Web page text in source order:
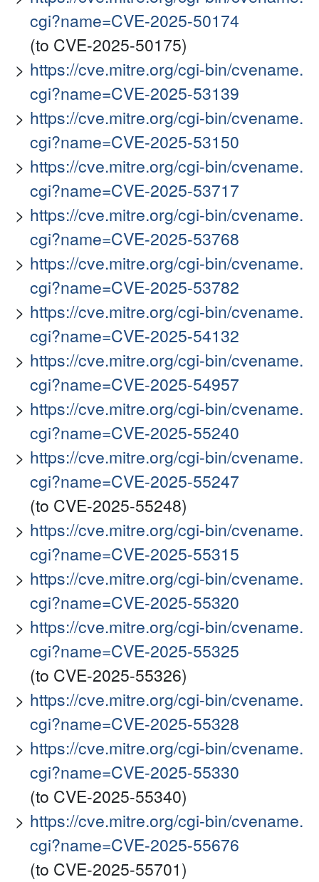
cgi?name=CVE-2025-50174
(to CVE-2025-50175)
https://cve.mitre.org/cgi-bin/cvename.
cgi?name=CVE-2025-53139
https://cve.mitre.org/cgi-bin/cvename.
cgi?name=CVE-2025-53150
https://cve.mitre.org/cgi-bin/cvename.
cgi?name=CVE-2025-53717
https://cve.mitre.org/cgi-bin/cvename.
cgi?name=CVE-2025-53768
https://cve.mitre.org/cgi-bin/cvename.
cgi?name=CVE-2025-53782
https://cve.mitre.org/cgi-bin/cvename.
cgi?name=CVE-2025-54132
https://cve.mitre.org/cgi-bin/cvename.
cgi?name=CVE-2025-54957
https://cve.mitre.org/cgi-bin/cvename.
cgi?name=CVE-2025-55240
https://cve.mitre.org/cgi-bin/cvename.
cgi?name=CVE-2025-55247
(to CVE-2025-55248)
https://cve.mitre.org/cgi-bin/cvename.
cgi?name=CVE-2025-55315
https://cve.mitre.org/cgi-bin/cvename.
cgi?name=CVE-2025-55320
https://cve.mitre.org/cgi-bin/cvename.
cgi?name=CVE-2025-55325
(to CVE-2025-55326)
https://cve.mitre.org/cgi-bin/cvename.
cgi?name=CVE-2025-55328
https://cve.mitre.org/cgi-bin/cvename.
cgi?name=CVE-2025-55330
(to CVE-2025-55340)
https://cve.mitre.org/cgi-bin/cvename.
cgi?name=CVE-2025-55676
(to CVE-2025-55701)